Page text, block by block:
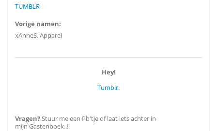
TUMBLR
Vorige namen:
xAnneS, AppareI
Hey!
Tumblr.
Vragen?Stuur me een Pb'tje of laat iets achter in
mijn Gastenboek..!